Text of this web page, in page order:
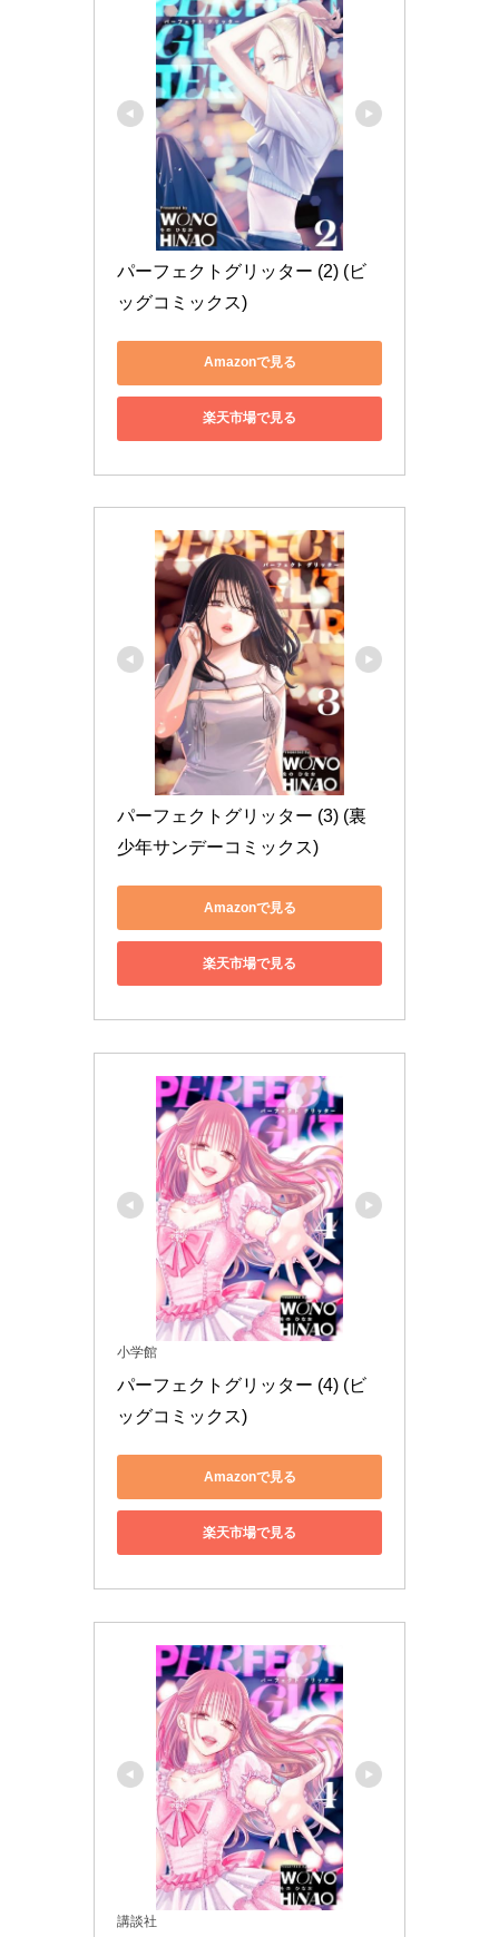
パーフェクトグリッター (2) (ビ
ッグコミックス)
Amazonで見る
楽天市場で見る
パーフェクトグリッター (3) (裏
少年サンデーコミックス)
Amazonで見る
楽天市場で見る
小学館
パーフェクトグリッター (4) (ビ
ッグコミックス)
Amazonで見る
楽天市場で見る
講談社